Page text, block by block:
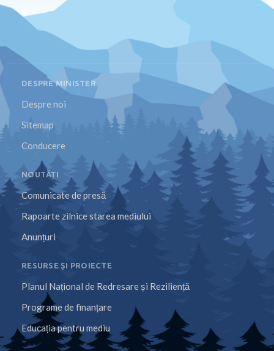
DESPRE MINISTER
Despre noi
Sitemap
Conducere
NOUTĂȚI
Comunicate de presă
Rapoarte zilnice starea mediului
Anunțuri
RESURSE ȘI PROIECTE
Planul Național de Redresare și Reziliență
Programe de finanțare
Educația pentru mediu